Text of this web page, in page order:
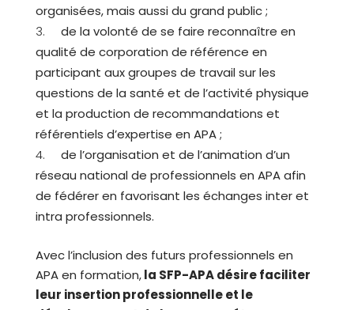
organisées, mais aussi du grand public ;
de la volonté de se faire reconnaître en
qualité de corporation de référence en
participant aux groupes de travail sur les
questions de la santé et de l’activité physique
et la production de recommandations et
référentiels d’expertise en APA ;
de l’organisation et de l’animation d’un
réseau national de professionnels en APA afin
de fédérer en favorisant les échanges inter et
intra professionnels.
Avec l’inclusion des futurs professionnels en
APA en formation,la SFP-APA désire faciliter
leur insertion professionnelle et le